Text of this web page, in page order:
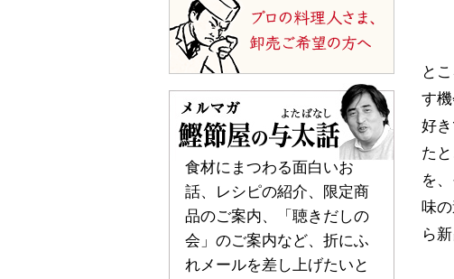
と
す
好
た
を
味
ら
食材にまつわる面白いお
話、レシピの紹介、限定商
品のご案内、「聴きだしの
会」のご案内など、折にふ
れメールを差し上げたいと